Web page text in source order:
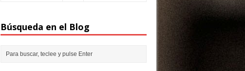
Búsqueda en el Blog